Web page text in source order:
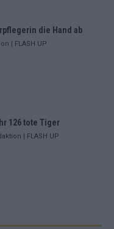
die Hand ab
| FLASH UP
126 tote Tiger
| FLASH UP